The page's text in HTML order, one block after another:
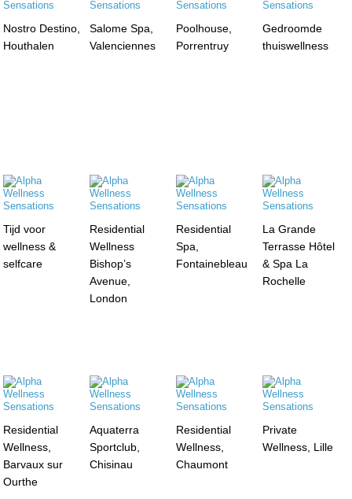
Nostro Destino,
Houthalen
Salome Spa,
Valenciennes
Poolhouse,
Porrentruy
Gedroomde
thuiswellness
Tijd voor
wellness &
selfcare
Residential
Wellness
Bishop’s
Avenue,
London
Residential
Spa,
Fontainebleau
La Grande
Terrasse Hôtel
& Spa La
Rochelle
Residential
Wellness,
Barvaux sur
Ourthe
Aquaterra
Sportclub,
Chisinau
Residential
Wellness,
Chaumont
Private
Wellness, Lille